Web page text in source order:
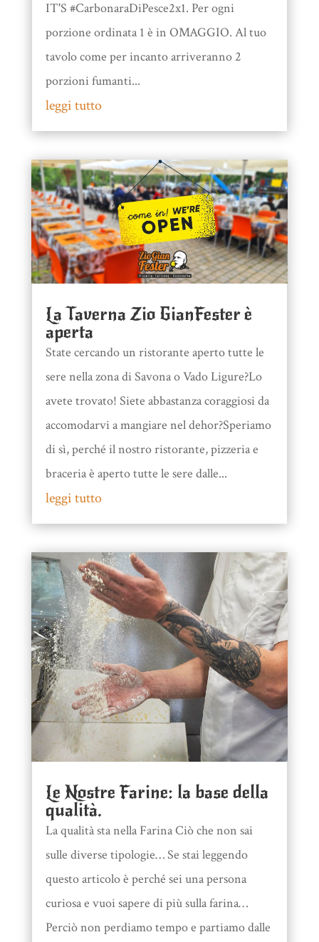
IT'S #CarbonaraDiPesce2x1. Per ogni
porzione ordinata 1 è in OMAGGIO. Al tuo
tavolo come per incanto arriveranno 2
porzioni fumanti...
leggi tutto
La Taverna Zio GianFester è
aperta
State cercando un ristorante aperto tutte le
sere nella zona di Savona o Vado Ligure?Lo
avete trovato! Siete abbastanza coraggiosi da
accomodarvi a mangiare nel dehor?Speriamo
di sì, perché il nostro ristorante, pizzeria e
braceria è aperto tutte le sere dalle...
leggi tutto
Le Nostre Farine: la base della
qualità.
La qualità sta nella Farina Ciò che non sai
sulle diverse tipologie… Se stai leggendo
questo articolo è perché sei una persona
curiosa e vuoi sapere di più sulla farina…
Perciò non perdiamo tempo e partiamo dalle